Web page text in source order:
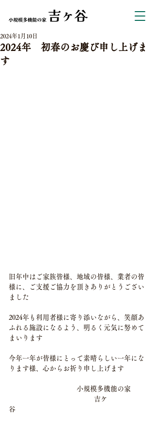
2024年 初春のお慶び申し上げま
す
2024年1月10日
旧年中はご家族皆様、地域の皆様、業者の皆
様に、ご支援ご協力を頂きありがとうござい
ました
2024年も利用者様に寄り添いながら、笑顔あ
ふれる施設になるよう、明るく元気に努めて
まいります
今年一年が皆様にとって素晴らしい一年にな
ります様、心からお祈り申し上げます
小規模多機能の家
吉ケ
谷